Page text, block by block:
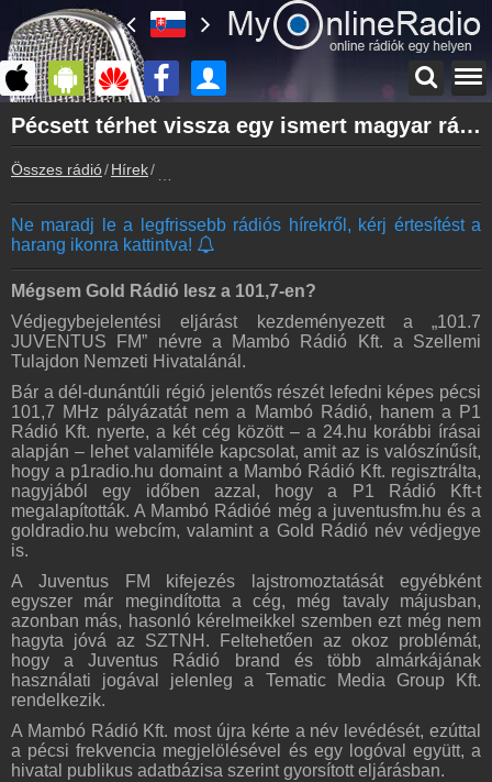
Főoldal
myonlineradio.hu
Bejelentkezés
Kapcsolat
Írj nekünk!
Partnerek
Rádió beágyazás
Ágyazd be weboldaladba
Online rádió készítés
Készítés lépésről lépésre
Pécsett térhet vissza egy ismert magyar rádiós márka
Összes rádió Hírek
Ne maradj le a legfrissebb rádiós hírekről, kérj értesítést a
harang ikonra kattintva!
Mégsem Gold Rádió lesz a 101,7-en?
Védjegybejelentési eljárást kezdeményezett a „101.7
JUVENTUS FM” névre a Mambó Rádió Kft. a Szellemi
Tulajdon Nemzeti Hivatalánál.
Bár a dél-dunántúli régió jelentős részét lefedni képes pécsi
101,7 MHz pályázatát nem a Mambó Rádió, hanem a P1
Rádió Kft. nyerte, a két cég között – a 24.hu korábbi írásai
alapján – lehet valamiféle kapcsolat, amit az is valószínűsít,
hogy a p1radio.hu domaint a Mambó Rádió Kft. regisztrálta,
nagyjából egy időben azzal, hogy a P1 Rádió Kft-t
megalapították. A Mambó Rádióé még a juventusfm.hu és a
goldradio.hu webcím, valamint a Gold Rádió név védjegye
is.
A Juventus FM kifejezés lajstromoztatását egyébként
egyszer már megindította a cég, még tavaly májusban,
azonban más, hasonló kérelmeikkel szemben ezt még nem
hagyta jóvá az SZTNH. Feltehetően az okoz problémát,
hogy a Juventus Rádió brand és több almárkájának
használati jogával jelenleg a Tematic Media Group Kft.
rendelkezik.
A Mambó Rádió Kft. most újra kérte a név levédését, ezúttal
a pécsi frekvencia megjelölésével és egy logóval együtt, a
hivatal publikus adatbázisa szerint gyorsított eljárásban.